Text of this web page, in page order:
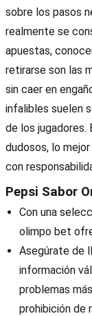
sobre los pasos
realmente se
apuestas,
retirarse son las
sin caer en
infalibles suelen
de los jugadores.
dudosos, lo
con
Pepsi Sabor
Con una
olimpo bet
Asegúrate de
información
problemas
prohibición de